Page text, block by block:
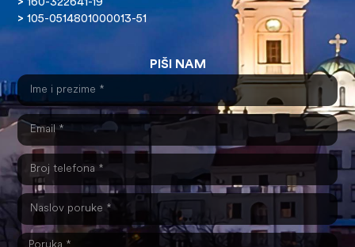
> 160-322641-19
> 105-0514801000013-51
PIŠI NAM